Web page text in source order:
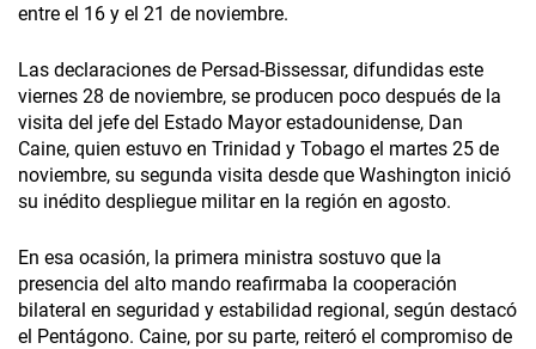
entre el 16 y el 21 de noviembre.
Las declaraciones de Persad-Bissessar, difundidas este
viernes 28 de noviembre, se producen poco después de la
visita del jefe del Estado Mayor estadounidense, Dan
Caine, quien estuvo en Trinidad y Tobago el martes 25 de
noviembre, su segunda visita desde que Washington inició
su inédito despliegue militar en la región en agosto.
En esa ocasión, la primera ministra sostuvo que la
presencia del alto mando reafirmaba la cooperación
bilateral en seguridad y estabilidad regional, según destacó
el Pentágono. Caine, por su parte, reiteró el compromiso de